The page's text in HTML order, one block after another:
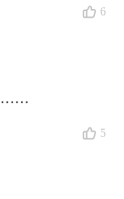
享受到更低
6
……
5